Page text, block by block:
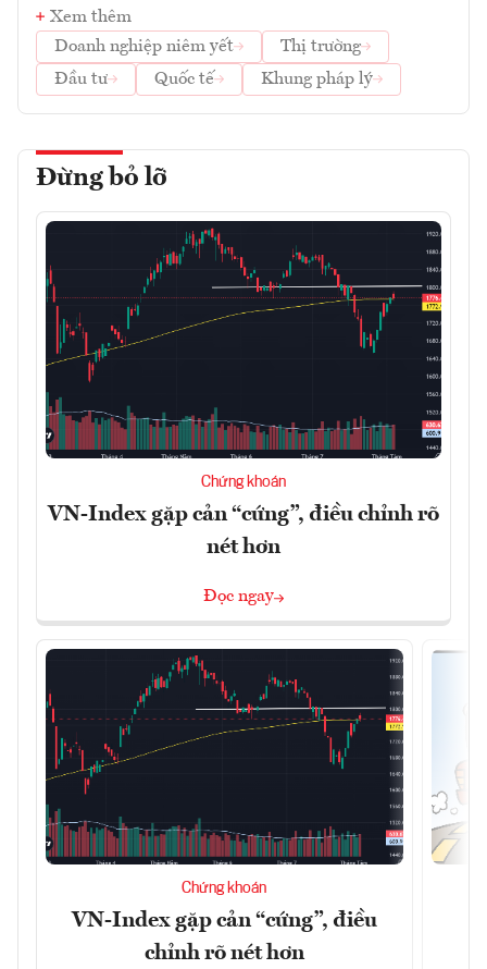
Xem thêm
Doanh nghiệp niêm yết
Thị trường
Đầu tư
Quốc tế Khung pháp lý
Đừng bỏ lỡ
Chứng khoán
VN-Index gặp cản “cứng”, điều chỉnh rõ
nét hơn
Đọc ngay
Chứng khoán
VN-Index gặp cản “cứng”, điều
chỉnh rõ nét hơn